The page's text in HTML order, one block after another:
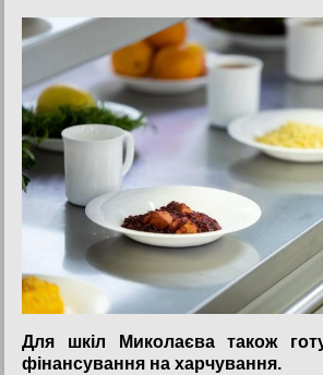
Для шкіл Миколаєва також
фінансування на харчування.